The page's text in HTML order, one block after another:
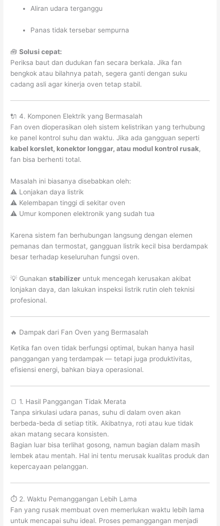
Aliran udara terganggu
Panas tidak tersebar sempurna
🧰Solusi cepat:
Periksa baut dan dudukan fan secara berkala. Jika fan
bengkok atau bilahnya patah, segera ganti dengan suku
cadang asli agar kinerja oven tetap stabil.
🔌 4. Komponen Elektrik yang Bermasalah
Fan oven dioperasikan oleh sistem kelistrikan yang terhubung
ke panel kontrol suhu dan waktu. Jika ada gangguan seperti
kabel korslet, konektor longgar, atau modul kontrol rusak,
fan bisa berhenti total.
Masalah ini biasanya disebabkan oleh:
⚠️ Lonjakan daya listrik
⚠️ Kelembapan tinggi di sekitar oven
⚠️ Umur komponen elektronik yang sudah tua
Karena sistem fan berhubungan langsung dengan elemen
pemanas dan termostat, gangguan listrik kecil bisa berdampak
besar terhadap keseluruhan fungsi oven.
💡 Gunakanstabilizer untuk mencegah kerusakan akibat
lonjakan daya, dan lakukan inspeksi listrik rutin oleh teknisi
profesional.
🔥 Dampak dari Fan Oven yang Bermasalah
Ketika fan oven tidak berfungsi optimal, bukan hanya hasil
panggangan yang terdampak — tetapi juga produktivitas,
efisiensi energi, bahkan biaya operasional.
🍞 1. Hasil Panggangan Tidak Merata
Tanpa sirkulasi udara panas, suhu di dalam oven akan
berbeda-beda di setiap titik. Akibatnya, roti atau kue tidak
akan matang secara konsisten.
Bagian luar bisa terlihat gosong, namun bagian dalam masih
lembek atau mentah. Hal ini tentu merusak kualitas produk dan
kepercayaan pelanggan.
⏱️ 2. Waktu Pemanggangan Lebih Lama
Fan yang rusak membuat oven memerlukan waktu lebih lama
untuk mencapai suhu ideal. Proses pemanggangan menjadi